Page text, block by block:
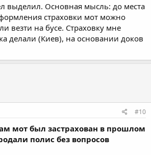
выделил. Основная мысль: до места
страховки мот можно
везти на бусе. Страховку мне
делали (Киев), на основании доков
#10
мот был застрахован в прошлом
полис без вопросов